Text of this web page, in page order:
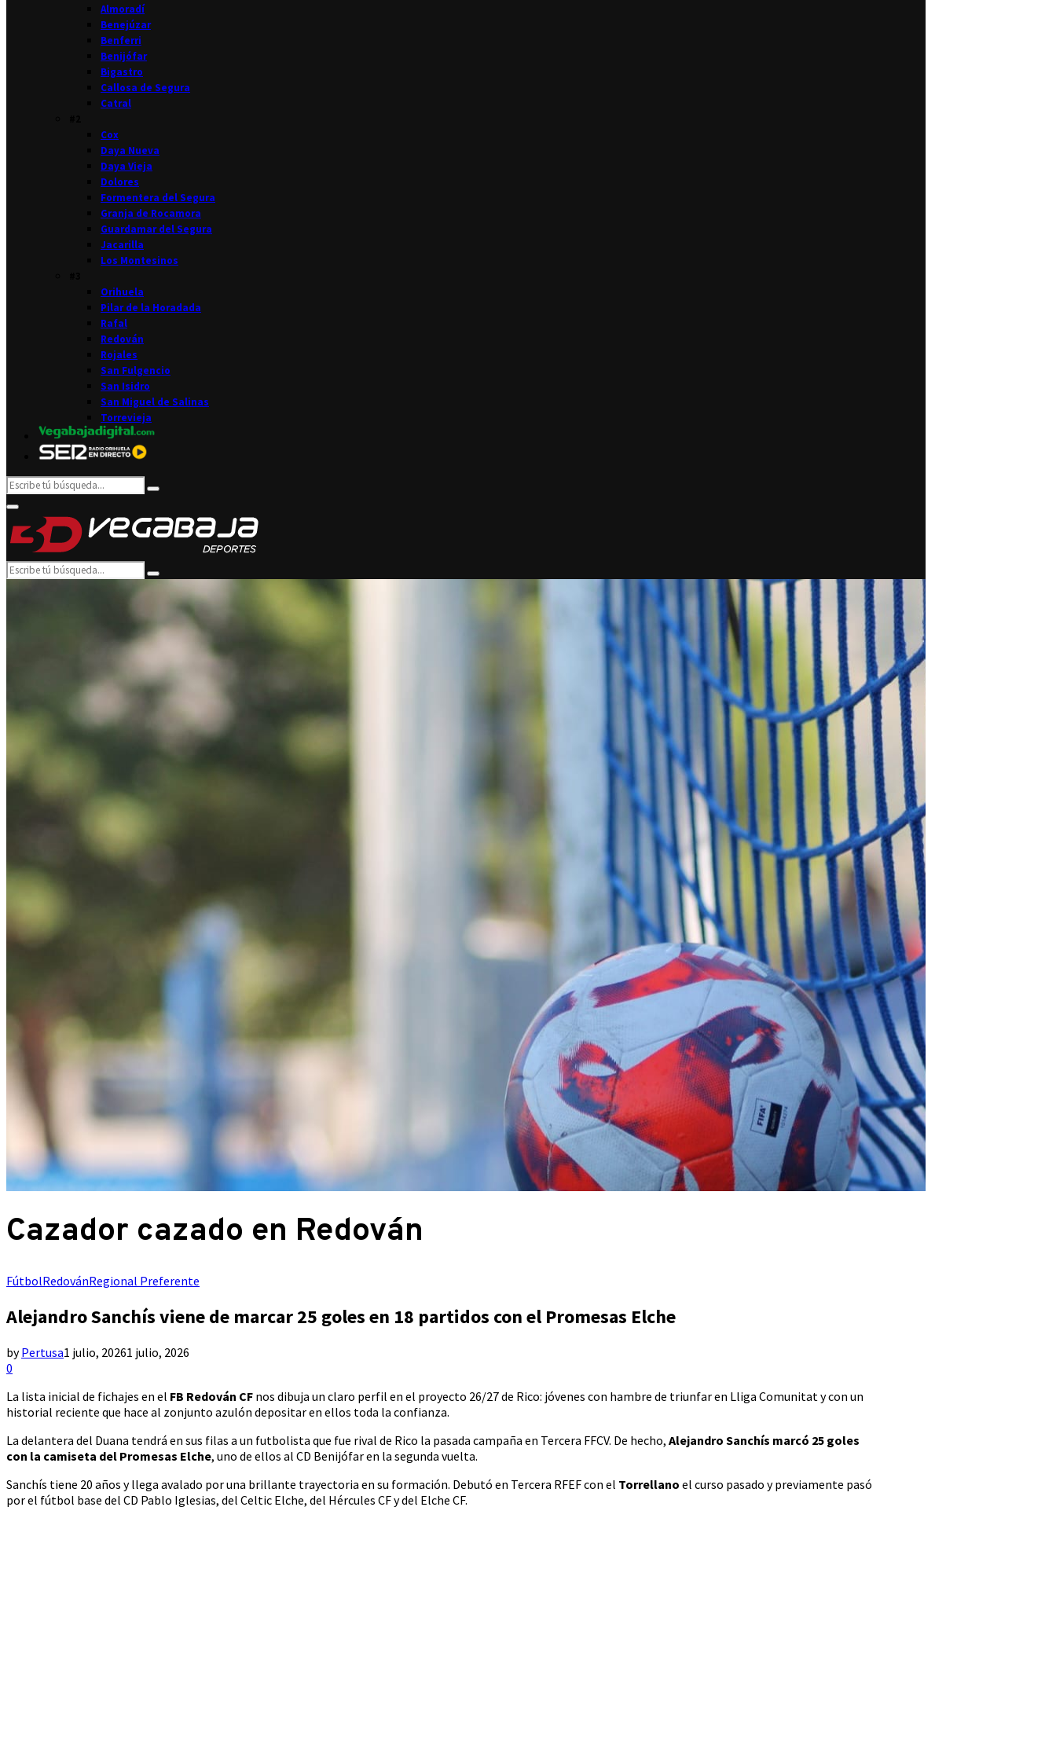
Almoradí
Benejúzar
Benferri
Benijófar
Bigastro
Callosa de Segura
Catral
Cox
Daya Nueva
Daya Vieja
Dolores
Formentera del Segura
Granja de Rocamora
Guardamar del Segura
Jacarilla
Los Montesinos
Orihuela
Pilar de la Horadada
Rafal
Redován
Rojales
San Fulgencio
San Isidro
San Miguel de Salinas
Torrevieja
Search
for:
Search
Primary
Menu
Search
for:
Search
Cazador cazado en Redován
FútbolRedovánRegional Preferente
Alejandro Sanchís viene de marcar 25 goles en 18 partidos con el Promesas Elche
byPertusa1 julio, 20261 julio, 2026
0
La lista inicial de fichajes en el FB Redován CF nos dibuja un claro perfil en el proyecto 26/27 de Rico: jóvenes con hambre de triunfar en Lliga Comunitat y con un
historial reciente que hace al zonjunto azulón depositar en ellos toda la confianza.
La delantera del Duana tendrá en sus filas a un futbolista que fue rival de Rico la pasada campaña en Tercera FFCV. De hecho, Alejandro Sanchís marcó 25 goles
con la camiseta del Promesas Elche, uno de ellos al CD Benijófar en la segunda vuelta.
Sanchís tiene 20 años y llega avalado por una brillante trayectoria en su formación. Debutó en Tercera RFEF con el Torrellano el curso pasado y previamente pasó
por el fútbol base del CD Pablo Iglesias, del Celtic Elche, del Hércules CF y del Elche CF.